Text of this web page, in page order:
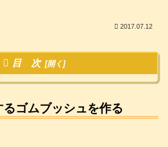
2017.07.12
目 次
ゴムブッシュを作る